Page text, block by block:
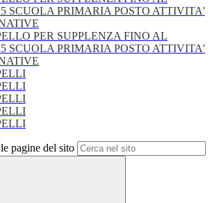
SCUOLA PRIMARIA POSTO ATTIVITA'
PER SUPPLENZA FINO AL
SCUOLA PRIMARIA POSTO ATTIVITA'
pagine del sito